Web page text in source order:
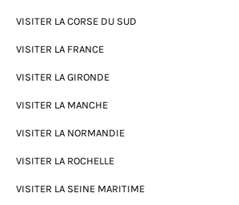
VISITER LA CORSE DU SUD
VISITER LA FRANCE
VISITER LA GIRONDE
VISITER LA MANCHE
VISITER LA NORMANDIE
VISITER LA ROCHELLE
VISITER LA SEINE MARITIME